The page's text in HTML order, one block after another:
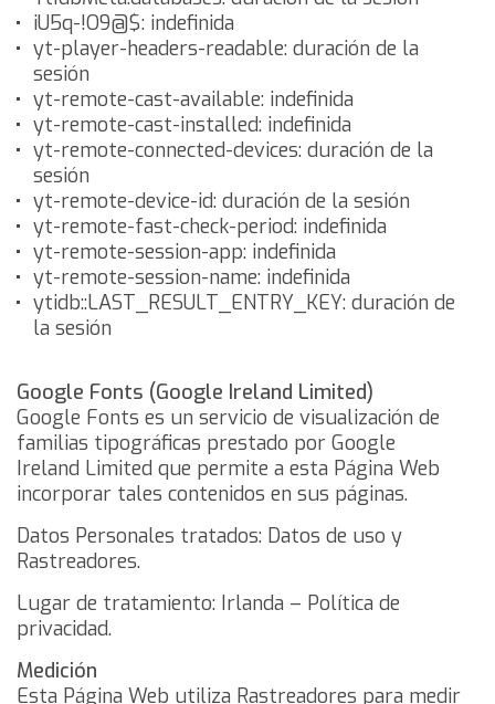
iU5q-!O9@$: indefinida
yt-player-headers-readable: duración de la
sesión
yt-remote-cast-available: indefinida
yt-remote-cast-installed: indefinida
yt-remote-connected-devices: duración de la
sesión
yt-remote-device-id: duración de la sesión
yt-remote-fast-check-period: indefinida
yt-remote-session-app: indefinida
yt-remote-session-name: indefinida
ytidb::LAST_RESULT_ENTRY_KEY: duración de
la sesión
Google Fonts (Google Ireland Limited)
Google Fonts es un servicio de visualización de
familias tipográficas prestado por Google
Ireland Limited que permite a esta Página Web
incorporar tales contenidos en sus páginas.
Datos Personales tratados: Datos de uso y
Rastreadores.
Lugar de tratamiento: Irlanda – Política de
privacidad.
Medición
Esta Página Web utiliza Rastreadores para medir